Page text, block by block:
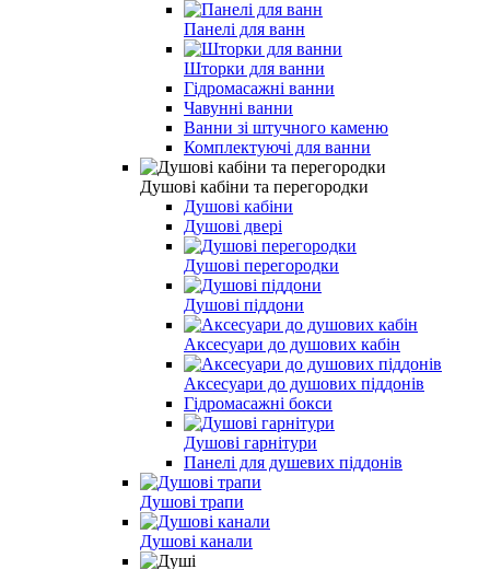
Панелі для ванн
Шторки для ванни
Гідромасажні ванни
Чавунні ванни
Ванни зі штучного каменю
Комплектуючі для ванни
Душові кабіни та перегородки
Душові кабіни
Душові двері
Душові перегородки
Душові піддони
Аксесуари до душових кабін
Аксесуари до душових піддонів
Гідромасажні бокси
Душові гарнітури
Панелі для душевих піддонів
Душові трапи
Душові канали